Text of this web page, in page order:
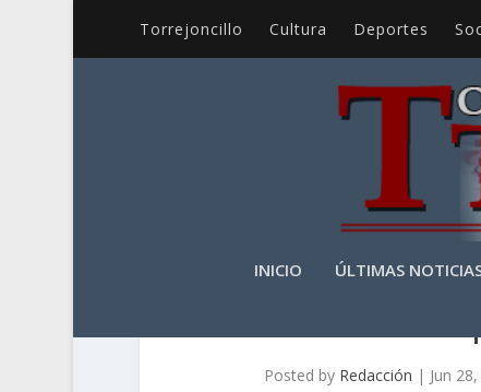
Torrejoncillo Cultura Deportes
INICIO ÚLTIMAS
Posted by Redacción | Jun